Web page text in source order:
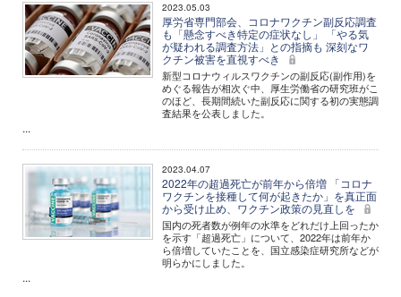
2023.05.03
厚労省専門部会、コロナワクチン副反応調査
も「懸念すべき特定の症状なし」 「やる気
が疑われる調査方法」との指摘も 深刻なワ
クチン被害を直視すべき
新型コロナウィルスワクチンの副反応(副作用)を
めぐる報告が相次ぐ中、厚生労働省の研究班がこ
のほど、長期間続いた副反応に関する初の実態調
査結果を公表しました。
...
2023.04.07
2022年の超過死亡が前年から倍増 「コロナ
ワクチンを接種して何が起きたか」を真正面
から受け止め、ワクチン政策の見直しを
国内の死者数が例年の水準をどれだけ上回ったか
を示す「超過死亡」について、2022年は前年か
ら倍増していたことを、国立感染症研究所などが
明らかにしました。
...